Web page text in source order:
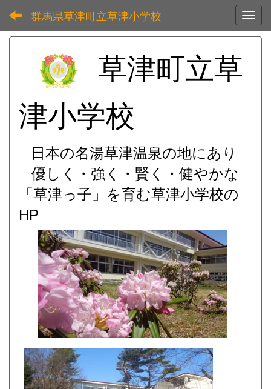
群馬県草津町立草津小学校
草津町立草
津小学校
日本の名湯草津温泉の地にあり
優しく・強く・賢く・健やかな
「草津っ子」を育む草津小学校の
HP